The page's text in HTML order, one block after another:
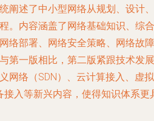
阐述了中小型网络从规划、设计、
。内容涵盖了网络基础知识、综合
络部署、网络安全策略、网络故障
第一版相比，第二版紧跟技术发展
网络（SDN）、云计算接入、虚拟
入等新兴内容，使得知识体系更